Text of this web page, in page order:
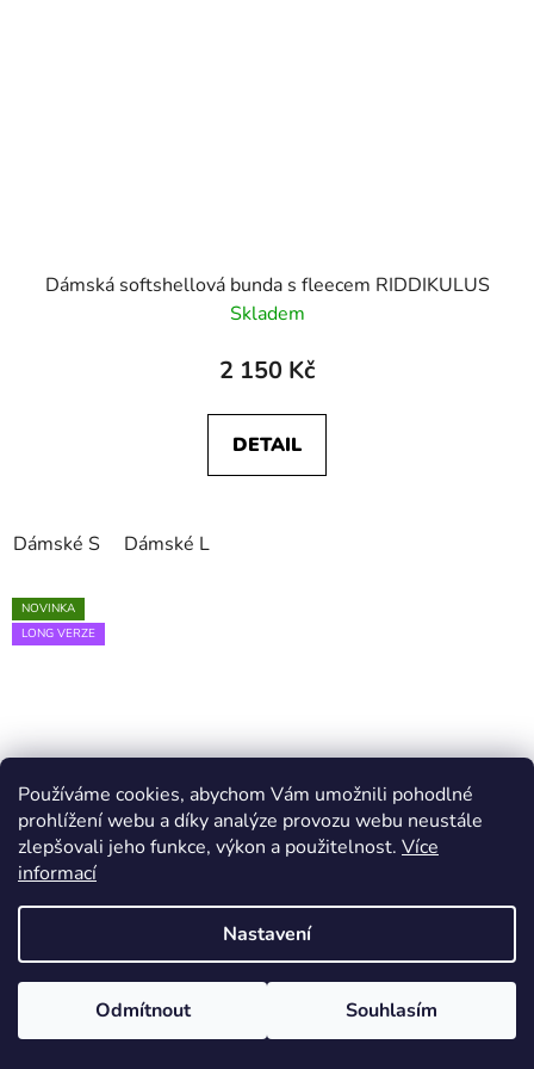
Používáme cookies, abychom Vám umožnili pohodlné
prohlížení webu a díky analýze provozu webu neustále
zlepšovali jeho funkce, výkon a použitelnost. Více
informací
Nastavení
Odmítnout Souhlasím
Dámská softshellová bunda s fleecem RIDDIKULUS
Skladem
2 150 Kč
DETAIL
Dámské S Dámské L
NOVINKA
LONG VERZE